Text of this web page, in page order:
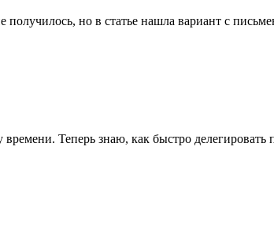
но в статье нашла вариант с
Теперь знаю, как быстро